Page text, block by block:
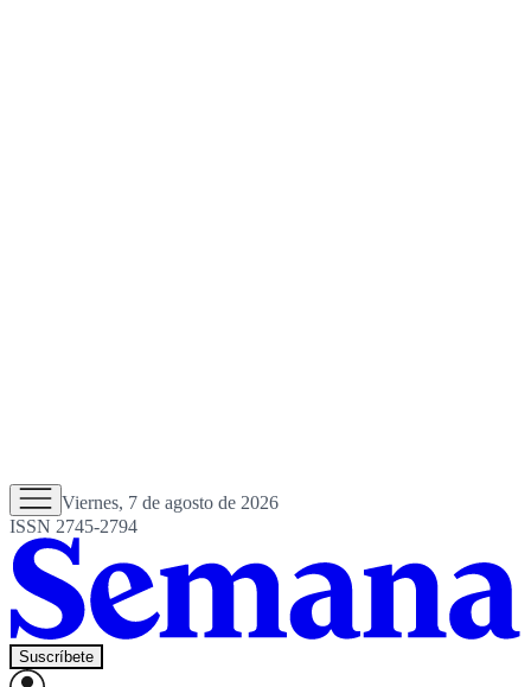
Viernes, 7 de agosto de 2026
ISSN 2745-2794
Suscríbete